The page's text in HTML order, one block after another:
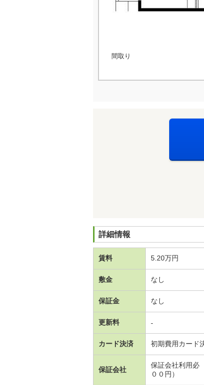
間取り
詳細情報
賃料 5.20万円
敷金 なし
保証金 なし
更新料 -
カード決済 初期費用カード
保証会社
保証会社利用必
００円）